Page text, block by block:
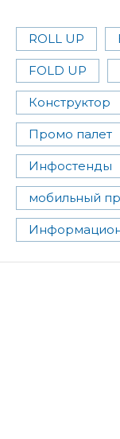
ROLL UP
FOLD UP
Конструктор
Промо палет
Инфостенды
мобильный